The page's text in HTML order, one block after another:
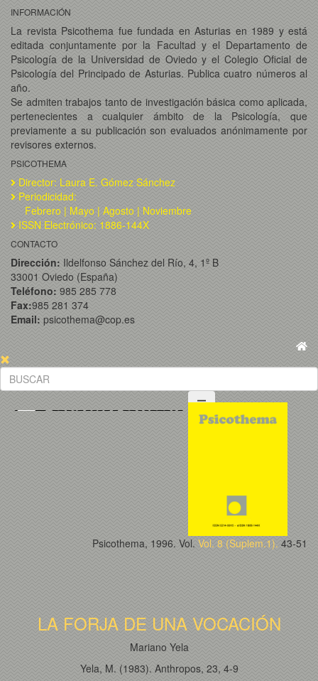
INFORMACIÓN
La revista Psicothema fue fundada en Asturias en 1989 y está
editada conjuntamente por la Facultad y el Departamento de
Psicología de la Universidad de Oviedo y el Colegio Oficial de
Psicología del Principado de Asturias. Publica cuatro números al
año.
Se admiten trabajos tanto de investigación básica como aplicada,
pertenecientes a cualquier ámbito de la Psicología, que
previamente a su publicación son evaluados anónimamente por
revisores externos.
PSICOTHEMA
Director: Laura E. Gómez Sánchez
Periodicidad:
Febrero | Mayo | Agosto | Noviembre
ISSN Electrónico: 1886-144X
CONTACTO
Dirección: Ildelfonso Sánchez del Río, 4, 1º B
33001 Oviedo (España)
Teléfono: 985 285 778
Fax:985 281 374
Email: psicothema@cop.es
Psicothema, 1996. Vol. Vol. 8 (Suplem.1). 43-51
LA FORJA DE UNA VOCACIÓN
Mariano Yela
Yela, M. (1983). Anthropos, 23, 4-9